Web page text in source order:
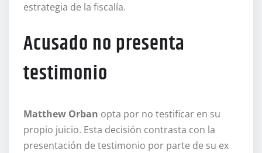
estrategia de la fiscalía.
Acusado no presenta
testimonio
Matthew Orban opta por no testificar en su
propio juicio. Esta decisión contrasta con la
presentación de testimonio por parte de su ex